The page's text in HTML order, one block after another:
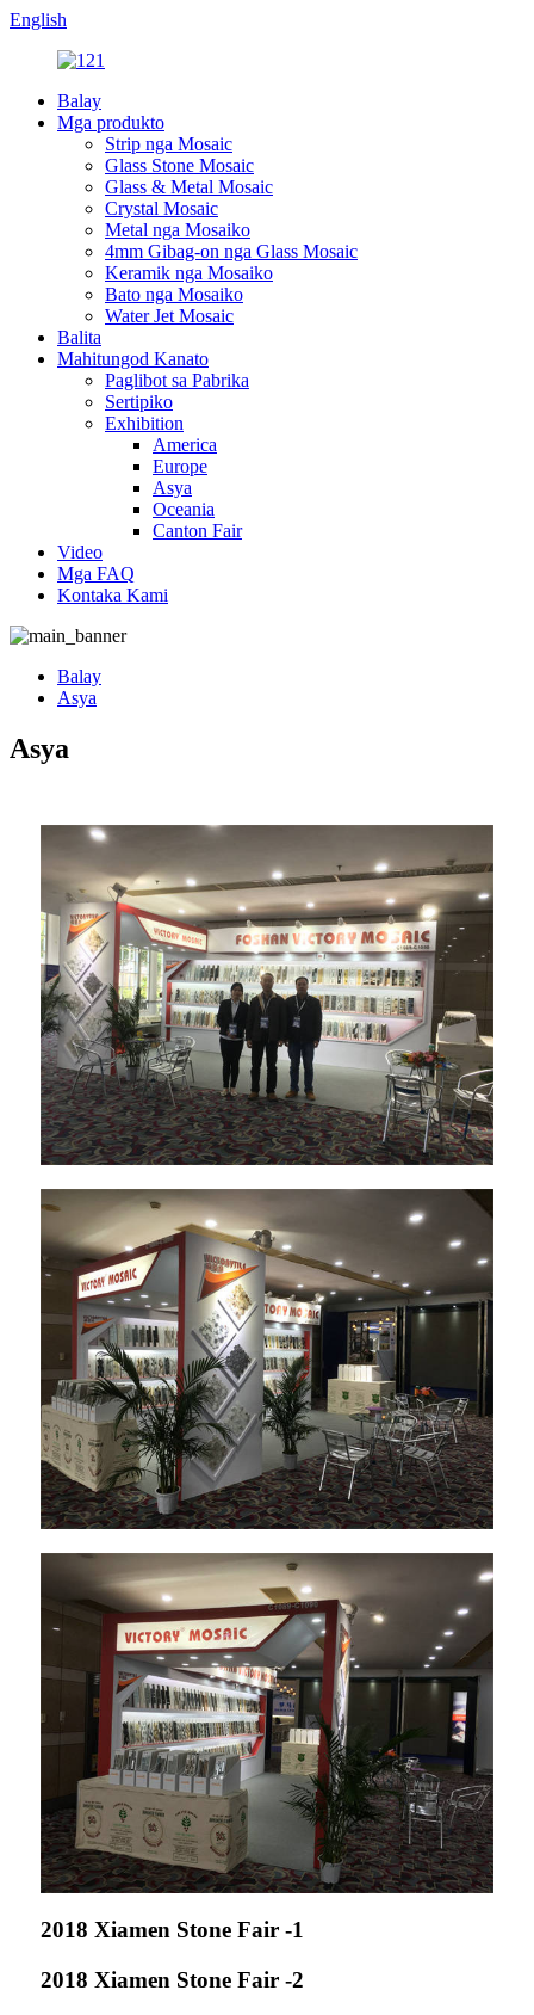
English
Balay
Mga produkto
Strip nga Mosaic
Glass Stone Mosaic
Glass & Metal Mosaic
Crystal Mosaic
Metal nga Mosaiko
4mm Gibag-on nga Glass Mosaic
Keramik nga Mosaiko
Bato nga Mosaiko
Water Jet Mosaic
Balita
Mahitungod Kanato
Paglibot sa Pabrika
Sertipiko
Exhibition
America
Europe
Asya
Oceania
Canton Fair
Video
Mga FAQ
Kontaka Kami
Balay
Asya
Asya
2018 Xiamen Stone Fair -1
2018 Xiamen Stone Fair -2